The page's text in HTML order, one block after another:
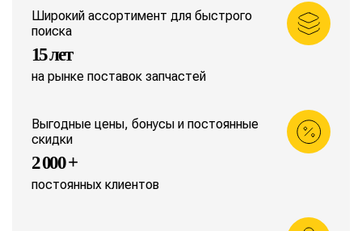
Широкий ассортимент для быстрого
поиска
15 лет
на рынке поставок запчастей
Выгодные цены, бонусы и постоянные
скидки
2 000 +
постоянных клиентов